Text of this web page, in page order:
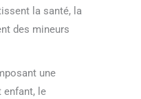
la santé, la
des mineurs
une
enfant, le